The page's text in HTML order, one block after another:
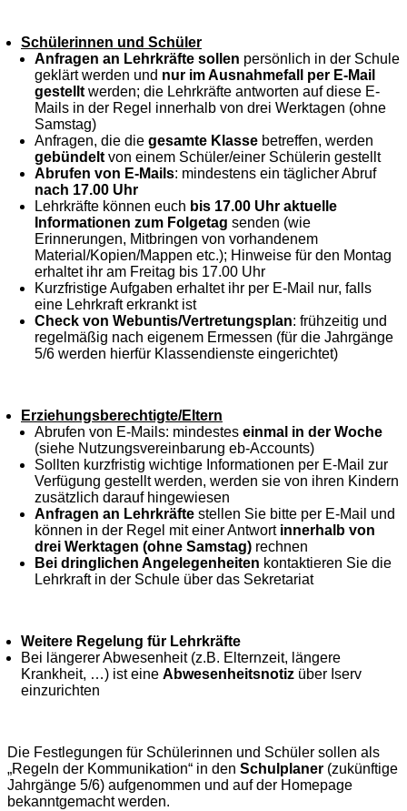
Schülerinnen und Schüler
Anfragen an Lehrkräfte sollen persönlich in der Schule
geklärt werden und nur im Ausnahmefall per E-Mail
gestellt werden; die Lehrkräfte antworten auf diese E-
Mails in der Regel innerhalb von drei Werktagen (ohne
Samstag)
Anfragen, die die gesamte Klasse betreffen, werden
gebündelt von einem Schüler/einer Schülerin gestellt
Abrufen von E-Mails: mindestens ein täglicher Abruf
nach 17.00 Uhr
Lehrkräfte können euch bis 17.00 Uhr aktuelle
Informationen zum Folgetag senden (wie
Erinnerungen, Mitbringen von vorhandenem
Material/Kopien/Mappen etc.); Hinweise für den Montag
erhaltet ihr am Freitag bis 17.00 Uhr
Kurzfristige Aufgaben erhaltet ihr per E-Mail nur, falls
eine Lehrkraft erkrankt ist
Check von Webuntis/Vertretungsplan: frühzeitig und
regelmäßig nach eigenem Ermessen (für die Jahrgänge
5/6 werden hierfür Klassendienste eingerichtet)
Erziehungsberechtigte/Eltern
Abrufen von E-Mails: mindestes einmal in der Woche
(siehe Nutzungsvereinbarung eb-Accounts)
Sollten kurzfristig wichtige Informationen per E-Mail zur
Verfügung gestellt werden, werden sie von ihren Kindern
zusätzlich darauf hingewiesen
Anfragen an Lehrkräfte stellen Sie bitte per E-Mail und
können in der Regel mit einer Antwort innerhalb von
drei Werktagen (ohne Samstag) rechnen
Bei dringlichen Angelegenheiten kontaktieren Sie die
Lehrkraft in der Schule über das Sekretariat
Weitere Regelung für Lehrkräfte
Bei längerer Abwesenheit (z.B. Elternzeit, längere
Krankheit, …) ist eine Abwesenheitsnotiz über Iserv
einzurichten
Die Festlegungen für Schülerinnen und Schüler sollen als
„Regeln der Kommunikation“ in den Schulplaner (zukünftige
Jahrgänge 5/6) aufgenommen und auf der Homepage
bekanntgemacht werden.